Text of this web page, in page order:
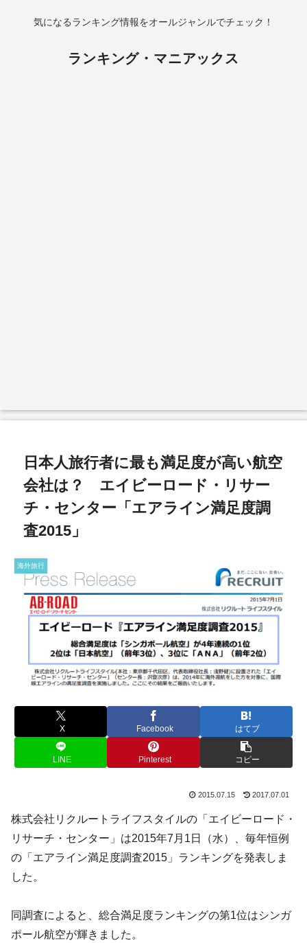
気になるランキング情報をオールジャンルでチェック！
ランキング・マニアックス
日本人旅行者に最も満足度が高い航空
会社は？ エイビーロード・リサー
チ・センター「エアライン満足度調
査2015」
海外旅行
X Facebook はてブ
LINE Pinterest コピー
2015.07.15 2017.07.01
株式会社リクルートライフスタイルの「エイビーロード・
リサーチ・センター」は2015年7月1日（水）、毎年恒例
の「エアライン満足度調査2015」ランキングを発表しま
した。
同調査によると、総合満足度ランキングの第1位はシンガ
ポール航空が輝きました。